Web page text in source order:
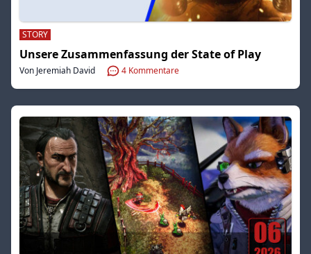
STORY
Unsere Zusammenfassung der State of Play
Von Jeremiah David 4 Kommentare